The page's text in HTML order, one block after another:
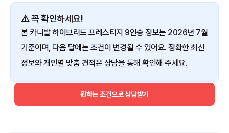
⚠️ 꼭 확인하세요!
본 카니발 하이브리드 프레스티지 9인승 정보는 2026년 7월
기준이며, 다음 달에는 조건이 변경될 수 있어요. 정확한 최신
정보와 개인별 맞춤 견적은 상담을 통해 확인해 주세요.
원하는 조건으로 상담받기